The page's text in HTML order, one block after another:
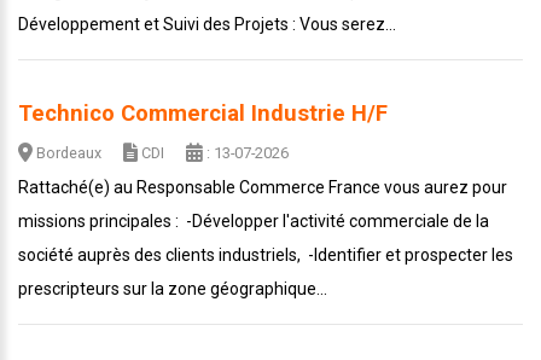
Développement et Suivi des Projets : Vous serez...
Technico Commercial Industrie H/F
Bordeaux CDI : 13-07-2026
Rattaché(e) au Responsable Commerce France vous aurez pour
missions principales : -Développer l'activité commerciale de la
société auprès des clients industriels, -Identifier et prospecter les
prescripteurs sur la zone géographique...